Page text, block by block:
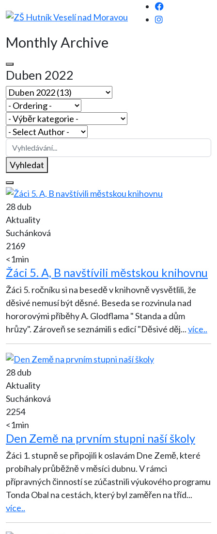
Monthly Archive
Duben 2022
Vyhledat
28 dub
Aktuality
Suchánková
2169
<1min
Žáci 5. A, B navštívili městskou knihovnu
Žáci 5. ročníku si na besedě v knihovně vysvětlili, že
děsivé nemusí být děsné. Beseda se rozvinula nad
hororovými příběhy A. Glodflama " Standa a dům
hrůzy". Zároveň se seznámili s edicí "Děsivé děj...více..
28 dub
Aktuality
Suchánková
2254
<1min
Den Země na prvním stupni naší školy
Žáci 1. stupně se připojili k oslavám Dne Země, které
probíhaly průběžně v měsíci dubnu. V rámci
přípravných činností se zúčastnili výukového programu
Tonda Obal na cestách, který byl zaměřen na tříd...
více..